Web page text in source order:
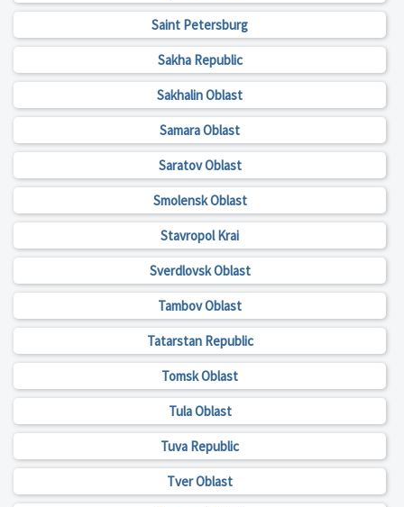
Saint Petersburg
Sakha Republic
Sakhalin Oblast
Samara Oblast
Saratov Oblast
Smolensk Oblast
Stavropol Krai
Sverdlovsk Oblast
Tambov Oblast
Tatarstan Republic
Tomsk Oblast
Tula Oblast
Tuva Republic
Tver Oblast